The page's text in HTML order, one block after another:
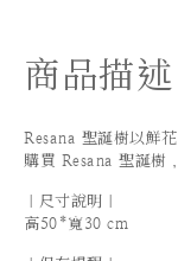
商品描述
Resana 聖誕樹以鮮
購買 Resana 聖誕樹
｜尺寸說明｜
高50*寬30 cm